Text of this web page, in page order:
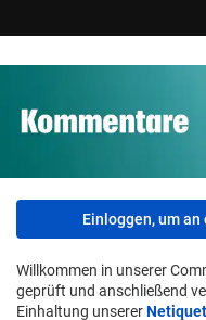
Einloggen, um
Willkommen in unserer
geprüft und anschließend
Einhaltung unserer